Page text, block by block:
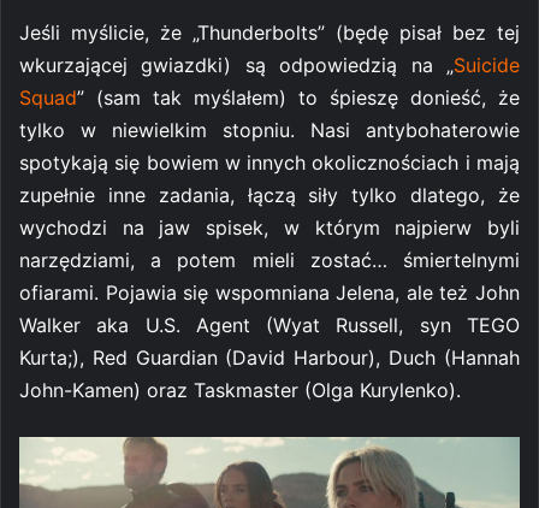
Jeśli myślicie, że „Thunderbolts” (będę pisał bez tej
wkurzającej gwiazdki) są odpowiedzią na „Suicide
Squad” (sam tak myślałem) to śpieszę donieść, że
tylko w niewielkim stopniu. Nasi antybohaterowie
spotykają się bowiem w innych okolicznościach i mają
zupełnie inne zadania, łączą siły tylko dlatego, że
wychodzi na jaw spisek, w którym najpierw byli
narzędziami, a potem mieli zostać… śmiertelnymi
ofiarami. Pojawia się wspomniana Jelena, ale też John
Walker aka U.S. Agent (Wyat Russell, syn TEGO
Kurta;), Red Guardian (David Harbour), Duch (Hannah
John-Kamen) oraz Taskmaster (Olga Kurylenko).